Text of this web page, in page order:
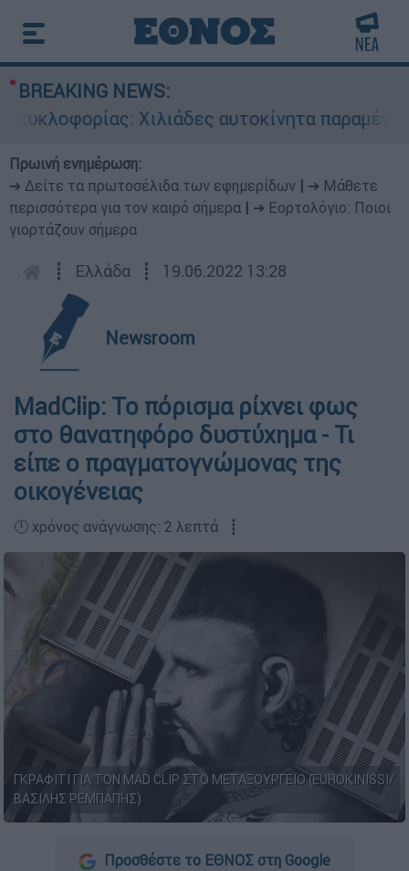
BREAKING NEWS:
Χιλιάδες αυτοκίνητα παραμένουν
Πρωινή ενημέρωση:
➔ Δείτε τα πρωτοσέλιδα των εφημερίδων
➔ Μάθετε
περισσότερα για τον καιρό σήμερα
➔ Εορτολόγιο: Ποιοι
γιορτάζουν σήμερα
┋ Ελλάδα ┋ 19.06.2022 13:28
Newsroom
MadClip: Το πόρισμα ρίχνει φως
στο θανατηφόρο δυστύχημα - Τι
είπε ο πραγματογνώμονας της
οικογένειας
🕛 χρόνος ανάγνωσης: 2 λεπτά ┋
ΓΚΡΑΦΙΤΙ ΓΙΑ ΤΟΝ MAD CLIP ΣΤΟ ΜΕΤΑΞΟΥΡΓΕΙΟ (EUROKINISSI/
ΒΑΣΙΛΗΣ ΡΕΜΠΑΠΗΣ)
Προσθέστε το ΕΘΝΟΣ στη Google